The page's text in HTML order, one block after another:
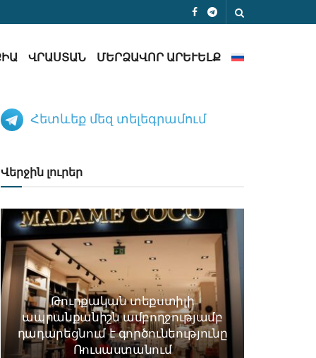
ՎՐԱՍՏԱՆ ՄԵՐՁԱՎՈՐ ԱՐԵՒԵԼՔ
Հետևեք մեզ տելեգրամում
Վերջին լուրեր
Թուրքական տեքստիլի
ապրանքանիշն ամբողջությամբ
դադարեցնում է գործունեությունը
Ռուսաստանում